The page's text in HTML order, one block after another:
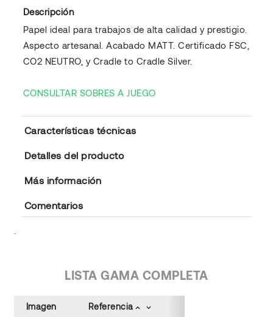
Descripción
Papel ideal para trabajos de alta calidad y prestigio.
Aspecto artesanal. Acabado MATT. Certificado FSC,
CO2 NEUTRO, y Cradle to Cradle Silver.
CONSULTAR SOBRES A JUEGO
Características técnicas
Detalles del producto
Más información
Comentarios
LISTA GAMA COMPLETA
Imagen Referencia keyboard_arrow_up keyboard_arrow_down